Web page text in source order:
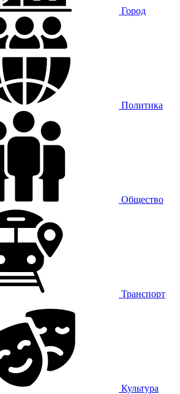
Город
Политика
Общество
Транспорт
Культура